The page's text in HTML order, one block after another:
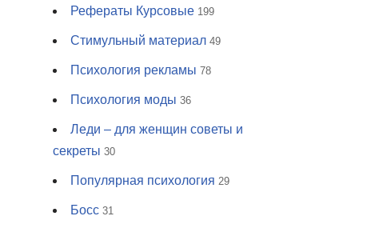
Рефераты Курсовые 199
Стимульный материал 49
Психология рекламы 78
Психология моды 36
Леди – для женщин советы и
секреты 30
Популярная психология 29
Босс 31